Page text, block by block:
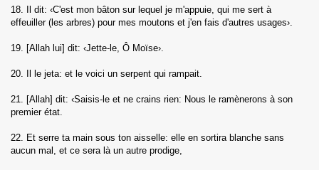
18. Il dit: ‹C'est mon bâton sur lequel je m'appuie, qui me sert à
effeuiller (les arbres) pour mes moutons et j'en fais d'autres usages›.
19. [Allah lui] dit: ‹Jette-le, Ô Moïse›.
20. Il le jeta: et le voici un serpent qui rampait.
21. [Allah] dit: ‹Saisis-le et ne crains rien: Nous le ramènerons à son
premier état.
22. Et serre ta main sous ton aisselle: elle en sortira blanche sans
aucun mal, et ce sera là un autre prodige,
(Al-Isra)